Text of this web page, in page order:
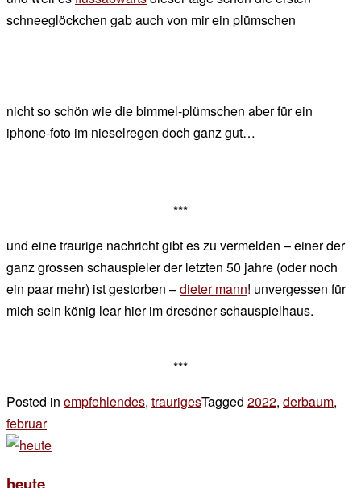
schneeglöckchen gab auch von mir ein plümschen
nicht so schön wie die bimmel-plümschen aber für ein
iphone-foto im nieselregen doch ganz gut…
***
und eine traurige nachricht gibt es zu vermelden – einer der
ganz grossen schauspieler der letzten 50 jahre (oder noch
ein paar mehr) ist gestorben –dieter mann! unvergessen für
mich sein könig lear hier im dresdner schauspielhaus.
***
Posted in empfehlendes, traurigesTagged 2022, derbaum,
februar5 Kommentare
zu
heute